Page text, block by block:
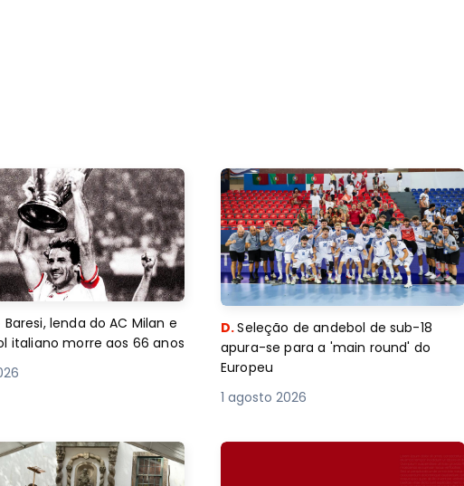
Baresi, lenda do AC Milan e
italiano morre aos 66 anos
D.Seleção de andebol de sub-18
apura-se para a 'main round' do
Europeu
1 agosto 2026